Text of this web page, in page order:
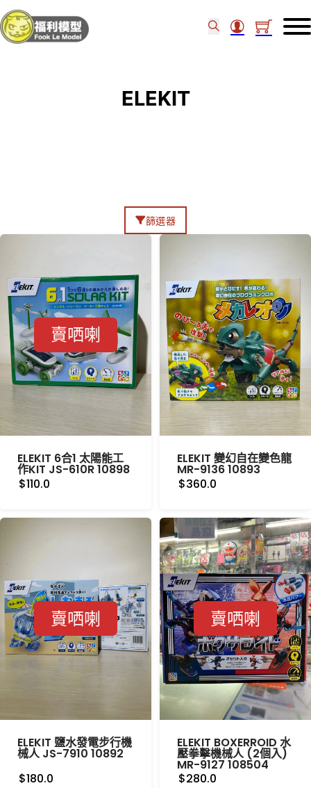
ELEKIT
篩選器
賣哂喇
ELEKIT 6合1 太陽能工
作KIT JS-610R 10898
$110.0
ELEKIT 變幻自在變色龍
MR-9136 10893
$360.0
賣哂喇
ELEKIT 鹽水發電步行機
械人 JS-7910 10892
$180.0
賣哂喇
ELEKIT BOXERROID 水
壓拳擊機械人 (2個入)
MR-9127 108504
$280.0